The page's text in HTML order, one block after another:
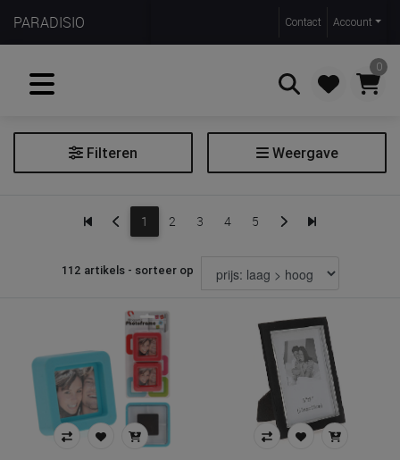
PARADISIO Contact Account
0
Zoeken
Filteren Weergave
€ 1
Merk
1 2 3 4 5
112 artikels - sorteer op